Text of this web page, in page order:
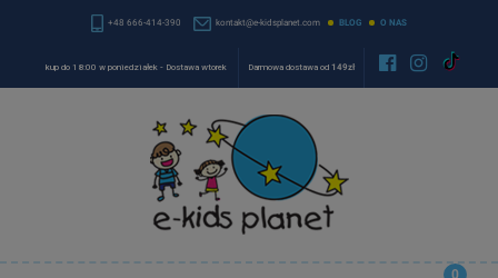
+48 666-414-390 kontakt@e-kidsplanet.com BLOG O NAS
kup do 18:00 w poniedziałek - Dostawa wtorek Darmowa dostawa od 149zł  